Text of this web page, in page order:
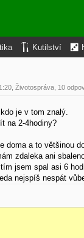
Kutilství
Životospráva , 10
je v tom znalý.
na 2-4hodiny?
doma a to většinou
zdaleka ani
jsem spal asi 6
nejspíš nespát